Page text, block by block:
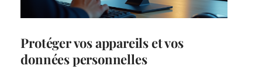
Protéger vos appareils et vos
données personnelles